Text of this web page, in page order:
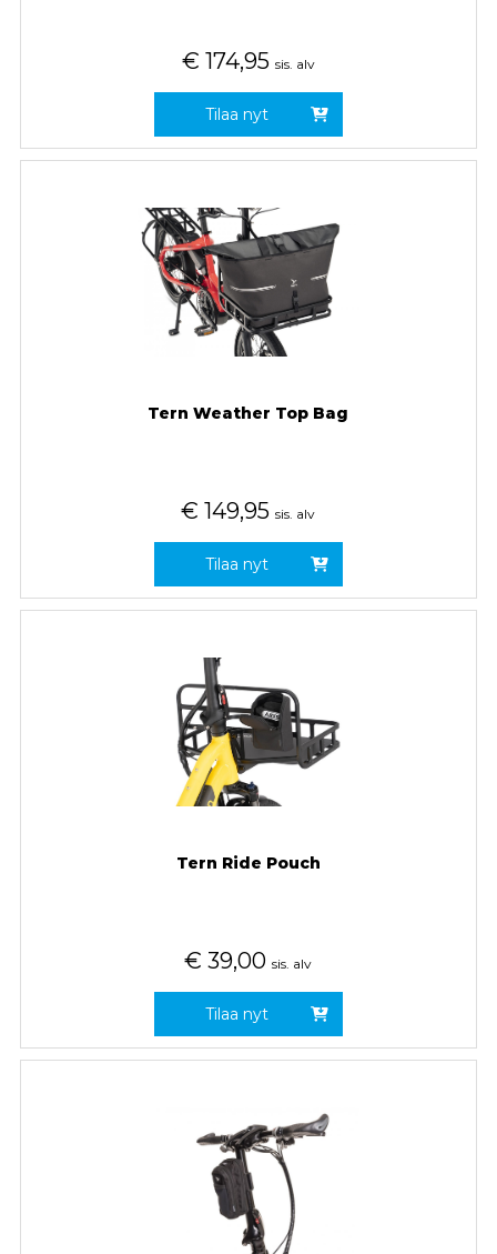
€ 174,95 sis. alv
Tilaa nyt
Tern Weather Top Bag
€ 149,95 sis. alv
Tilaa nyt
Tern Ride Pouch
€ 39,00 sis. alv
Tilaa nyt